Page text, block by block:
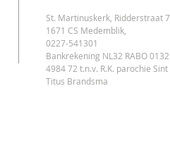
St. Martinuskerk, Ridderstraat 7,
1671 CS Medemblik,
0227-541301
Bankrekening NL32 RABO 0132
4984 72 t.n.v. R.K. parochie Sint
Titus Brandsma